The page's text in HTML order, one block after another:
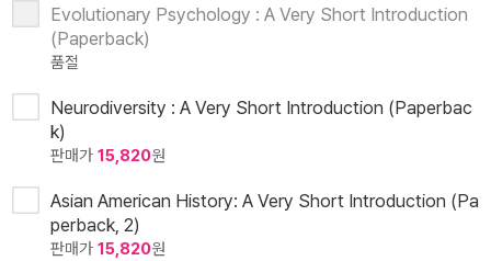
Evolutionary Psychology : A Very Short Introduction
(Paperback)
품절
Neurodiversity : A Very Short Introduction (Paperbac
k)
판매가 15,820원
Asian American History: A Very Short Introduction (Pa
perback, 2)
판매가 15,820원